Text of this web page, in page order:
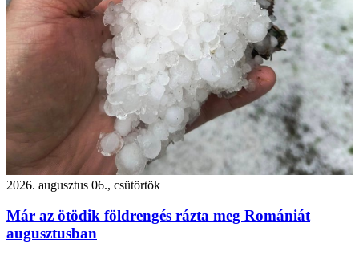
2026. augusztus 06., csütörtök
Már az ötödik földrengés rázta meg Romániát
augusztusban